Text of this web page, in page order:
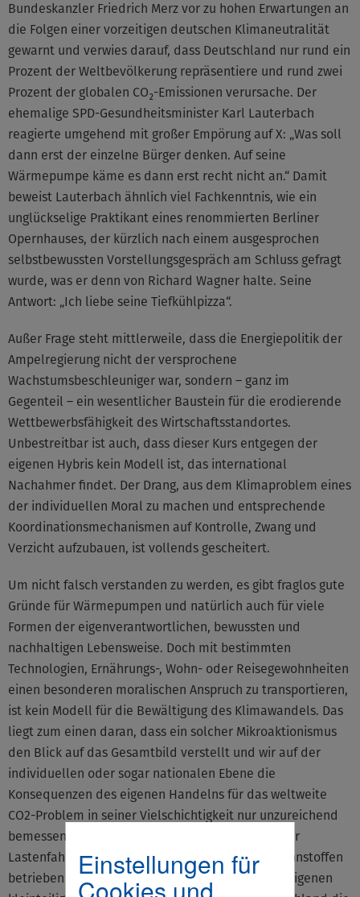
Einstellungen für
Cookies und
Bundeskanzler Friedrich Merz vor zu hohen Erwartungen an
die Folgen einer vorzeitigen deutschen Klimaneutralität
gewarnt und verwies darauf, dass Deutschland nur rund ein
Prozent der Weltbevölkerung repräsentiere und rund zwei
Prozent der globalen CO₂-Emissionen verursache. Der
ehemalige SPD-Gesundheitsminister Karl Lauterbach
reagierte umgehend mit großer Empörung auf X: „Was soll
dann erst der einzelne Bürger denken. Auf seine
Wärmepumpe käme es dann erst recht nicht an.“ Damit
beweist Lauterbach ähnlich viel Fachkenntnis, wie ein
unglückselige Praktikant eines renommierten Berliner
Opernhauses, der kürzlich nach einem ausgesprochen
selbstbewussten Vorstellungsgespräch am Schluss gefragt
wurde, was er denn von Richard Wagner halte. Seine
Antwort: „Ich liebe seine Tiefkühlpizza“.
Außer Frage steht mittlerweile, dass die Energiepolitik der
Ampelregierung nicht der versprochene
Wachstumsbeschleuniger war, sondern – ganz im
Gegenteil – ein wesentlicher Baustein für die erodierende
Wettbewerbsfähigkeit des Wirtschaftsstandortes.
Unbestreitbar ist auch, dass dieser Kurs entgegen der
eigenen Hybris kein Modell ist, das international
Nachahmer findet. Der Drang, aus dem Klimaproblem eines
der individuellen Moral zu machen und entsprechende
Koordinationsmechanismen auf Kontrolle, Zwang und
Verzicht aufzubauen, ist vollends gescheitert.
Um nicht falsch verstanden zu werden, es gibt fraglos gute
Gründe für Wärmepumpen und natürlich auch für viele
Formen der eigenverantwortlichen, bewussten und
nachhaltigen Lebensweise. Doch mit bestimmten
Technologien, Ernährungs-, Wohn- oder Reisegewohnheiten
einen besonderen moralischen Anspruch zu transportieren,
ist kein Modell für die Bewältigung des Klimawandels. Das
liegt zum einen daran, dass ein solcher Mikroaktionismus
den Blick auf das Gesamtbild verstellt und wir auf der
individuellen oder sogar nationalen Ebene die
Konsequenzen des eigenen Handelns für das weltweite
CO2-Problem in seiner Vielschichtigkeit nur unzureichend
bemessen können. Denken Sie an die E-Autos oder
Lastenfahrräder, die vorwiegend mit fossilen Brennstoffen
betrieben werden. Oder daran, dass es zwar die eigenen